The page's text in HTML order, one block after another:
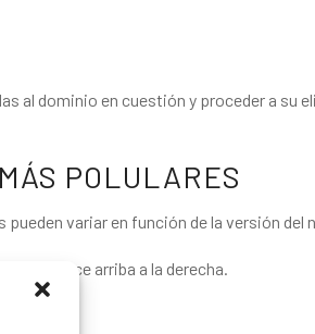
al dominio en cuestión y proceder a su
POLULARES
variar en función de la versión del
aparece arriba a la derecha.